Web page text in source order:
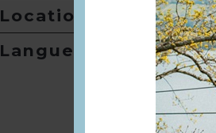
Location de salles
Langues